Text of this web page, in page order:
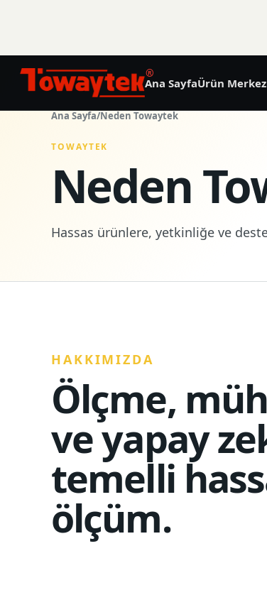
®
Ana SayfaÜrün
01
GNSS Land Leveling System AG808
Ana Sayfa/Neden Towaytek
TOWAYTEK
Neden
Hassas ürünlere, yetkinliğe ve
HAKKIMIZDA
Ölçme,
ve yapay
temelli
ölçüm.